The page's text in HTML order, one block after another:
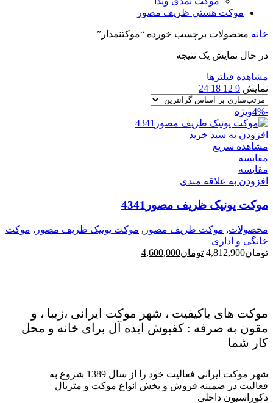
موکت هستی ظریف مصور
خانه محصولات برچسب خورده “موکتنمدار”
در حال نمایش یک نتیجه
مشاهده فیلترها
نمایش 9
12
18
24
-4% ویژه
افزودن به سبد خرید
مشاهده سریع
مقایسه
مقایسه
افزودن به علاقه مندی
موکت یونیک ظریف مصور4341
محصولات, موکت ظریف مصور , موکت یونیک ظریف مصور , موکت
خانگی و اداری
تومان4,812,900 قیمت
تومان4,600,000قیمت
موکت های باکیفیت ، شهر موکت ایرانی ،زیبا ، و
مقون به صرفه : کفپوش ایده آل برای خانه و محل
کار شما
شهر موکت ایرانی فعالیت خود را از سال 1389 شروع به
فعالیت در ضمینه فروش و پخش انواع موکت و متریال
دکوراسیون داخلی